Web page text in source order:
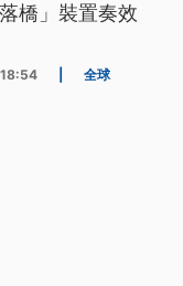
橋」裝置奏效
全球